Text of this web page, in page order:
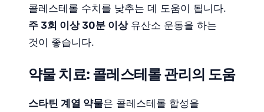
콜레스테롤 수치를 낮추는 데 도움이 됩니다.
주 3회 이상 30분 이상유산소 운동을 하는
것이 좋습니다.
약물 치료: 콜레스테롤 관리의 도움
스타틴 계열 약물은 콜레스테롤 합성을